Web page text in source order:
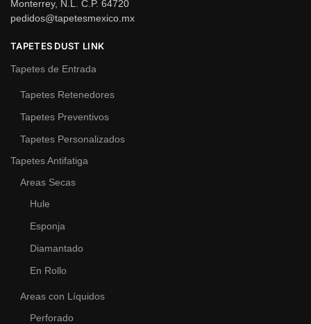
Monterrey, N.L. C.P. 64720
pedidos@tapetesmexico.mx
TAPETES DUST LINK
Tapetes de Entrada
Tapetes Retenedores
Tapetes Preventivos
Tapetes Personalizados
Tapetes Antifatiga
Areas Secas
Hule
Esponja
Diamantado
En Rollo
Areas con Líquidos
Perforado